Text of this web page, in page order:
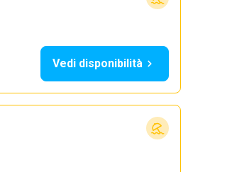
Vedi disponibilità